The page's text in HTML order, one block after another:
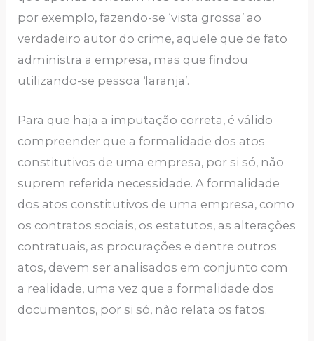
por exemplo, fazendo-se ‘vista grossa’ ao
verdadeiro autor do crime, aquele que de fato
administra a empresa, mas que findou
utilizando-se pessoa ‘laranja’.
Para que haja a imputação correta, é válido
compreender que a formalidade dos atos
constitutivos de uma empresa, por si só, não
suprem referida necessidade. A formalidade
dos atos constitutivos de uma empresa, como
os contratos sociais, os estatutos, as alterações
contratuais, as procurações e dentre outros
atos, devem ser analisados em conjunto com
a realidade, uma vez que a formalidade dos
documentos, por si só, não relata os fatos.